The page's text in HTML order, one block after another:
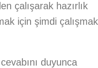
çalışarak hazırlık
için şimdi çalışmak
duyunca